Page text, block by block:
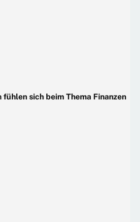
sich beim Thema Finanzen